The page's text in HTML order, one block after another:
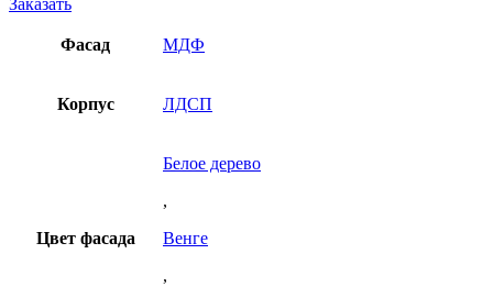
Заказать
Фасад МДФ
Корпус ЛДСП
Цвет фасада
Белое дерево
,
Венге
,